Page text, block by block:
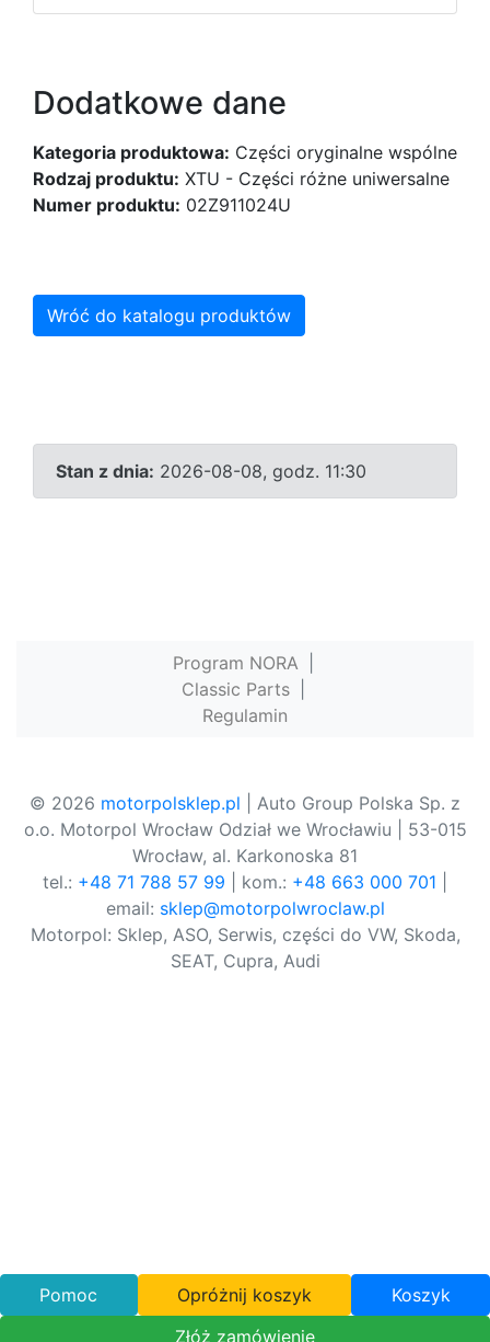
Dodatkowe dane
Kategoria produktowa: Części oryginalne wspólne
Rodzaj produktu: XTU - Części różne uniwersalne
Numer produktu: 02Z911024U
Wróć do katalogu produktów
Stan z dnia: 2026-08-08, godz. 11:30
Program NORA
Classic Parts
Regulamin
© 2026 motorpolsklep.pl | Auto Group Polska Sp. z
o.o. Motorpol Wrocław Odział we Wrocławiu | 53-015
Wrocław, al. Karkonoska 81
tel.: +48 71 788 57 99 | kom.: +48 663 000 701
email: sklep@motorpolwroclaw.pl
Motorpol: Sklep, ASO, Serwis, części do VW, Skoda,
SEAT, Cupra, Audi
Pomoc Opróżnij koszyk
Koszyk
Złóż zamówienie